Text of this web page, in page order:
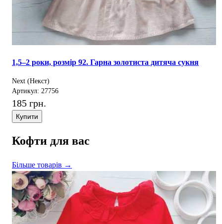
1,5–2 роки, розмір 92. Гарна золотиста дитяча сукня
Next (Некст)
Артикул: 27756
185 грн.
Купити
Кофти для вас
Більше товарів →